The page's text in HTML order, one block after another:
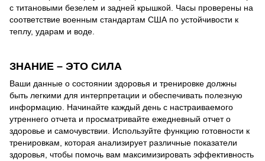
с титановыми безелем и задней крышкой. Часы проверены на
соответствие военным стандартам США по устойчивости к
теплу, ударам и воде.
ЗНАНИЕ – ЭТО СИЛА
Ваши данные о состоянии здоровья и тренировке должны
быть легкими для интерпретации и обеспечивать полезную
информацию. Начинайте каждый день с настраиваемого
утреннего отчета и просматривайте ежедневный отчет о
здоровье и самочувствии. Используйте функцию готовности к
тренировкам, которая анализирует различные показатели
здоровья, чтобы помочь вам максимизировать эффективность